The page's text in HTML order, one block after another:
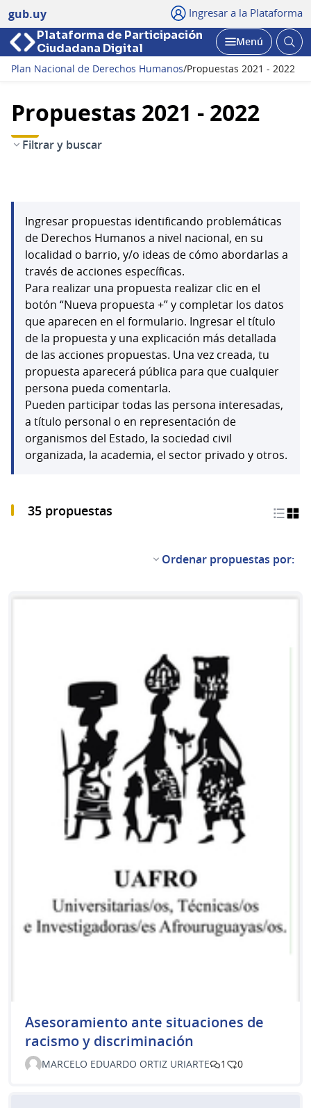
gub.uy Ingresar a la Plataforma
Plataforma de Participación
Ciudadana Digital
Abrir
Menú
Plan Nacional de Derechos Humanos/Propuestas 2021 - 2022
Propuestas 2021 - 2022
Filtrar y buscar
Ingresar propuestas identificando problemáticas
de Derechos Humanos a nivel nacional, en su
localidad o barrio, y/o ideas de cómo abordarlas a
través de acciones específicas.
Para realizar una propuesta realizar clic en el
botón “Nueva propuesta +” y completar los datos
que aparecen en el formulario. Ingresar el título
de la propuesta y una explicación más detallada
de las acciones propuestas. Una vez creada, tu
propuesta aparecerá pública para que cualquier
persona pueda comentarla.
Pueden participar todas las persona interesadas,
a título personal o en representación de
organismos del Estado, la sociedad civil
organizada, la academia, el sector privado y otros.
35 propuestas
Ordenar propuestas por:
Asesoramiento ante situaciones de
racismo y discriminación
MARCELO EDUARDO ORTIZ URIARTE 1 0